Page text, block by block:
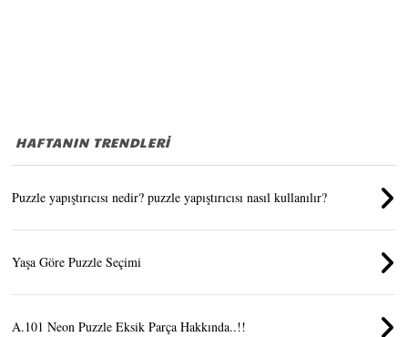
HAFTANIN TRENDLERİ
Puzzle yapıştırıcısı nedir? puzzle yapıştırıcısı nasıl kullanılır?
Yaşa Göre Puzzle Seçimi
A.101 Neon Puzzle Eksik Parça Hakkında..!!